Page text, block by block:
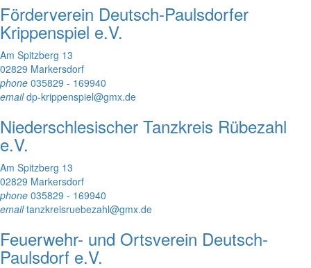
Förderverein Deutsch-Paulsdorfer
Krippenspiel e.V.
Am Spitzberg 13
02829 Markersdorf
phone 035829 - 169940
emaildp-krippenspiel@gmx.de
Niederschlesischer Tanzkreis Rübezahl
e.V.
Am Spitzberg 13
02829 Markersdorf
phone 035829 - 169940
emailtanzkreisruebezahl@gmx.de
Feuerwehr- und Ortsverein Deutsch-
Paulsdorf e.V.